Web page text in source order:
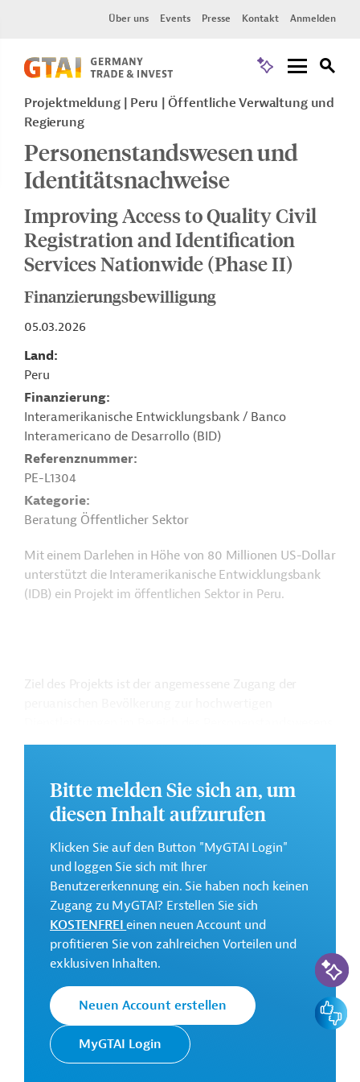
Über uns Events Presse Kontakt Anmelden
Projektmeldung Peru
Öffentliche Verwaltung und
Regierung
Personenstandswesen und
Identitätsnachweise
Improving Access to Quality Civil
Registration and Identification
Services Nationwide (Phase II)
Finanzierungsbewilligung
05.03.2026
Land
Peru
Finanzierung
Interamerikanische Entwicklungsbank / Banco
Interamericano de Desarrollo (BID)
Referenznummer
PE-L1304
Kategorie
Beratung Öffentlicher Sektor
Mit einem Darlehen in Höhe von 80 Millionen US-Dollar
unterstützt die Interamerikanische Entwicklungsbank
(IDB) ein Projekt im öffentlichen Sektor in Peru.
Ziel des Projekts ist der angemessene Zugang der
und der Identitätsnachweise.
finden Sie auf der Webseite der IDB
und im
Originaldokument, das zum Download bereitsteht.
GTAI informiert über die IDB
: Schwerpunkte, Regularien
und praktische Hinweise zur Geschäftsanbahnung.
Gesamtkosten:
100 Millionen US-Dollar
Geberbeitrag:
80 Millionen US-Dollar (Darlehen)
Kontaktadresse
Bitte melden Sie sich an, um
diesen Inhalt aufzurufen
Klicken Sie auf den Button "MyGTAI Login"
und loggen Sie sich mit Ihrer
Benutzererkennung ein. Sie haben noch keinen
Zugang zu MyGTAI? Erstellen Sie sich
KOSTENFREIeinen neuen Account und
profitieren Sie von zahlreichen Vorteilen und
exklusiven Inhalten.
Neuen Account erstellen
MyGTAI Login
KI-